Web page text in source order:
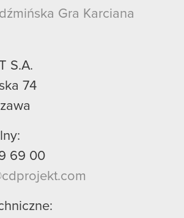
Gra Karciana
S.A.
74
69 00